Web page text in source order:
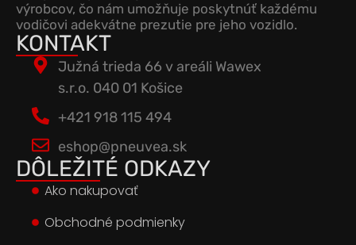
výrobcov, čo nám umožňuje poskytnúť každému
vodičovi adekvátne prezutie pre jeho vozidlo.
KONTAKT
Južná trieda 66 v areáli Wawex
s.r.o. 040 01 Košice
+421 918 115 494
eshop@pneuvea.sk
DÔLEŽITÉ ODKAZY
Ako nakupovať
Obchodné podmienky